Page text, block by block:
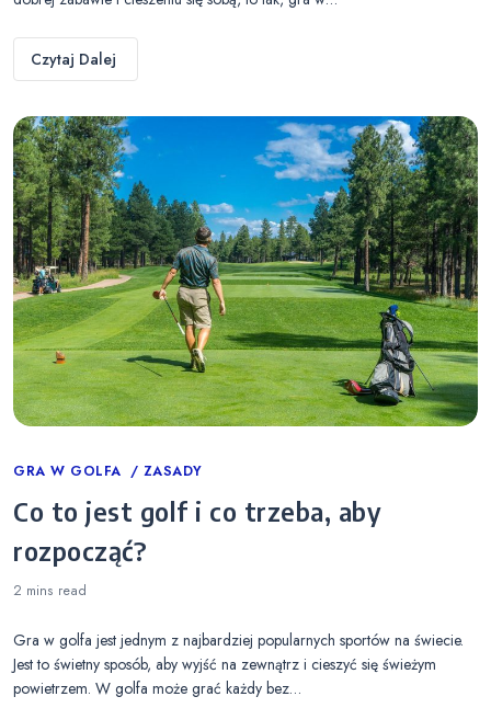
Czytaj Dalej
Categories
GRA W GOLFA ZASADY
Co to jest golf i co trzeba, aby
rozpocząć?
2 mins read
Gra w golfa jest jednym z najbardziej popularnych sportów na świecie.
Jest to świetny sposób, aby wyjść na zewnątrz i cieszyć się świeżym
powietrzem. W golfa może grać każdy bez…